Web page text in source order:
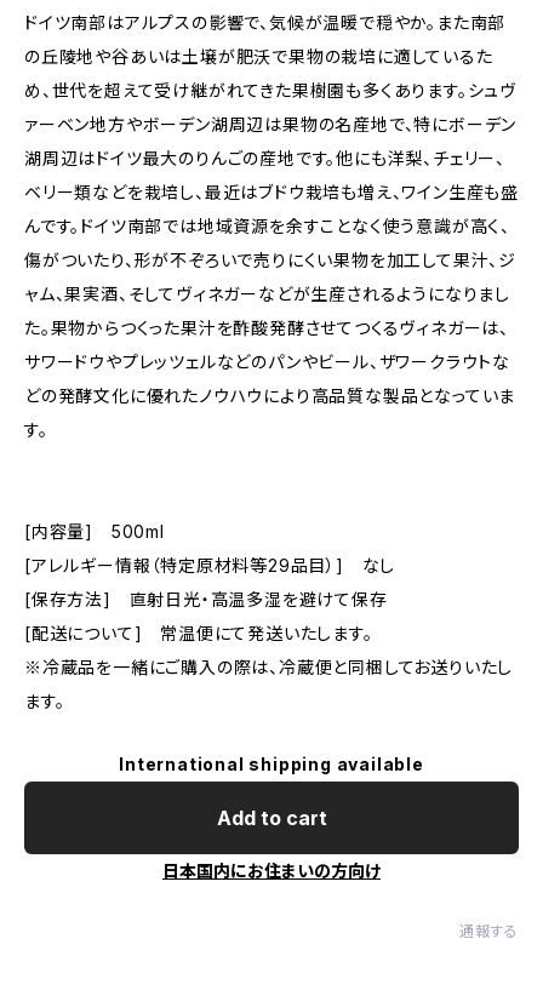
ドイツ南部はアルプスの影響で、気候が温暖で穏やか。また南部
の丘陵地や谷あいは土壌が肥沃で果物の栽培に適しているた
め、世代を超えて受け継がれてきた果樹園も多くあります。シュヴ
ァーベン地方やボーデン湖周辺は果物の名産地で、特にボーデン
湖周辺はドイツ最大のりんごの産地です。他にも洋梨、チェリー、
ベリー類などを栽培し、最近はブドウ栽培も増え、ワイン生産も盛
んです。ドイツ南部では地域資源を余すことなく使う意識が高く、
傷がついたり、形が不ぞろいで売りにくい果物を加工して果汁、ジ
ャム、果実酒、そしてヴィネガーなどが生産されるようになりまし
た。果物からつくった果汁を酢酸発酵させてつくるヴィネガーは、
サワードウやプレッツェルなどのパンやビール、ザワークラウトな
どの発酵文化に優れたノウハウにより高品質な製品となっていま
す。
[内容量] 500ml
[アレルギー情報（特定原材料等29品目）] なし
[保存方法] 直射日光・高温多湿を避けて保存
[配送について] 常温便にて発送いたします。
※冷蔵品を一緒にご購入の際は、冷蔵便と同梱してお送りいたし
ます。
International shipping available
Add to cart
日本国内にお住まいの方向け
通報する